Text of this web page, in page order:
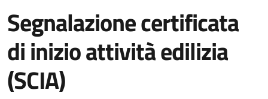
Segnalazione certificata
di inizio attività edilizia
(SCIA)